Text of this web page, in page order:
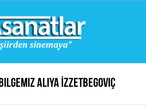
Aliya İzzetbegoviç